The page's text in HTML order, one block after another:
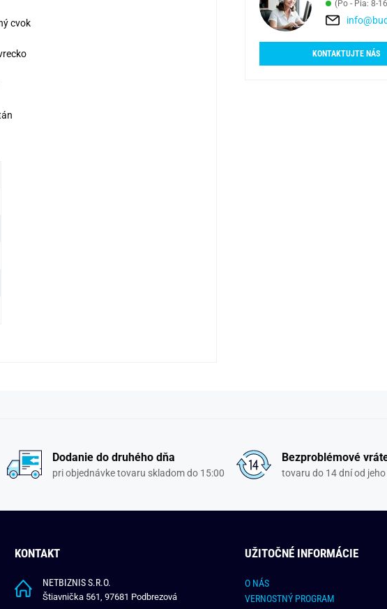
cvok
(Po - Pia: 8-
KONTAKTUJTE NÁS
Dodanie do druhého dňa
pri objednávke tovaru skladom do 15:00
Bezproblémové
tovaru do 14 dní od
KONTAKT
NETBIZNIS S.R.O.
Štiavnička 561, 97681 Podbrezová
UŽITOČNÉ INFORMÁCIE
O NÁS
VERNOSTNÝ PROGRAM